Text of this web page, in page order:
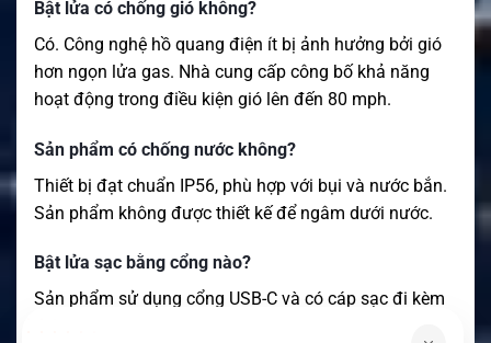
Bật lửa có chống gió không?
Có. Công nghệ hồ quang điện ít bị ảnh hưởng bởi gió
hơn ngọn lửa gas. Nhà cung cấp công bố khả năng
hoạt động trong điều kiện gió lên đến 80 mph.
Sản phẩm có chống nước không?
Thiết bị đạt chuẩn IP56, phù hợp với bụi và nước bắn.
Sản phẩm không được thiết kế để ngâm dưới nước.
Bật lửa sạc bằng cổng nào?
Sản phẩm sử dụng cổng USB-C và có cáp sạc đi kèm